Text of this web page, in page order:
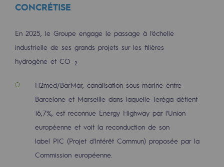
Energiz Mouv
Le programme social et territorial de
Territorial
Engagements auprès des territoires
Social
Social
CONCRÉTISE
En 2025, le Groupe engage le passage à l'échelle
industrielle de ses grands projets sur les filières
hydrogène et CO :2
H2med/BarMar, canalisation sous-marine entre
Barcelone et Marseille dans laquelle Teréga détient
16,7%, est reconnue Energy Highway par l'Union
européenne et voit la reconduction de son
label PIC (Projet d'Intérêt Commun) proposée par la
Commission européenne.